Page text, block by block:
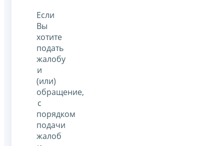
Если
Вы
хотите
подать
жалобу
и
(или)
обращение,
с
порядком
подачи
жалоб